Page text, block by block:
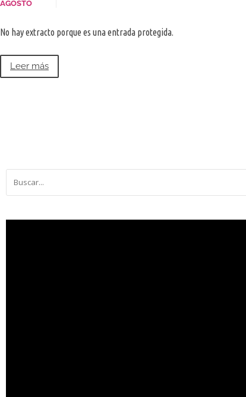
AGOSTO
No hay extracto porque es una entrada protegida.
Leer más